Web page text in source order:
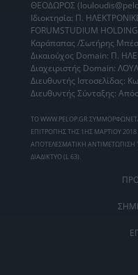
ΘΕΟΔΩΡΟΣ
Ιδιοκτησία: Π.
FORUMSTUDIUM
Καράπαπας /Σωτήρης
Δικαιούχος Domain: Π.
Διαχειριστής Domain:
Διευθυντής Ιστοσελίδας:
Διευθυντής Σύνταξης:
ΤΟ WWW.PELOP.GR
ΕΠΙΤΡΟΠΗΣ ΤΗΣ 1ΗΣ ΜΑΡΤΙΟΥ
ΑΠΟΤΕΛΕΣΜΑΤΙΚΗ
ΔΙΑΔΙΚΤΥΟ (L 63).